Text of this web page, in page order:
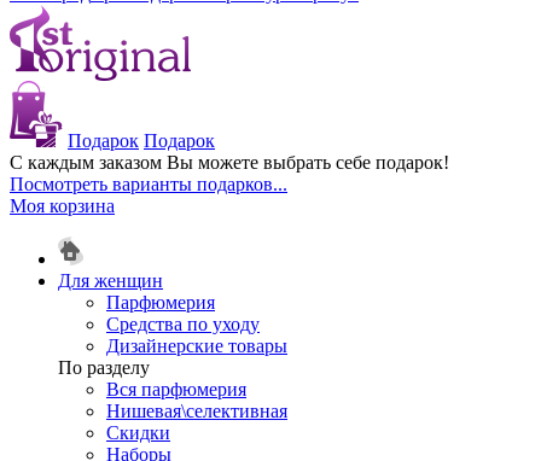
Подарок Подарок
С каждым заказом Вы можете выбрать себе подарок!
Посмотреть варианты подарков...
Моя корзина
Для женщин
Парфюмерия
Средства по уходу
Дизайнерские товары
По разделу
Вся парфюмерия
Нишевая\селективная
Скидки
Наборы